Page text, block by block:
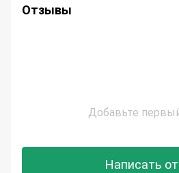
Отзывы
Добавьте
Написать